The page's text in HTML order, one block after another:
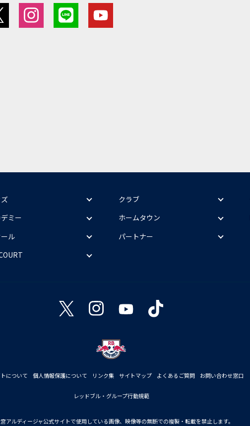
ミー
ル
クラブ
ホームタウン
パートナー
について 個人情報保護について リンク集 サイトマップ よくあるご質問 お問い合わせ窓口
レッドブル・グループ行動規範
アルディージャ公式サイトで使用している画像、映像等の無断での複製・転載を禁止します。